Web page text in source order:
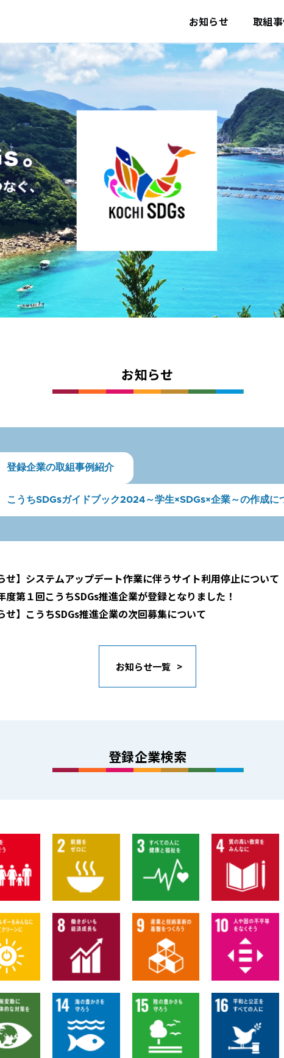
カ
ウ
ン
ト
お知らせ 取組
お知らせ
登録企業の取組事例紹介
こうちSDGsガイドブック2024～学生×SDGs×企業～の作成に
せ】システムアップデート作業に伴うサイト利用停止について
度第１回こうちSDGs推進企業が登録となりました！
せ】こうちSDGs推進企業の次回募集について
お知らせ一覧
登録企業検索